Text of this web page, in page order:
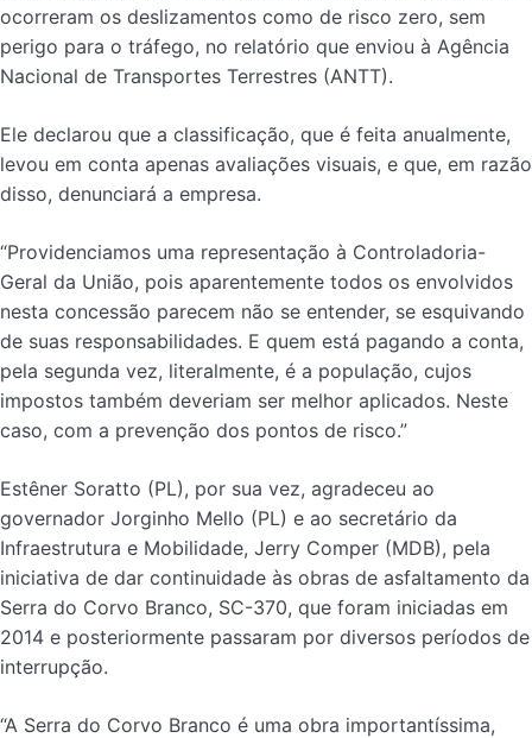
ocorreram os deslizamentos como de risco zero, sem
perigo para o tráfego, no relatório que enviou à Agência
Nacional de Transportes Terrestres (ANTT).
Ele declarou que a classificação, que é feita anualmente,
levou em conta apenas avaliações visuais, e que, em razão
disso, denunciará a empresa.
“Providenciamos uma representação à Controladoria-
Geral da União, pois aparentemente todos os envolvidos
nesta concessão parecem não se entender, se esquivando
de suas responsabilidades. E quem está pagando a conta,
pela segunda vez, literalmente, é a população, cujos
impostos também deveriam ser melhor aplicados. Neste
caso, com a prevenção dos pontos de risco.”
Estêner Soratto (PL), por sua vez, agradeceu ao
governador Jorginho Mello (PL) e ao secretário da
Infraestrutura e Mobilidade, Jerry Comper (MDB), pela
iniciativa de dar continuidade às obras de asfaltamento da
Serra do Corvo Branco, SC-370, que foram iniciadas em
2014 e posteriormente passaram por diversos períodos de
interrupção.
“A Serra do Corvo Branco é uma obra importantíssima,